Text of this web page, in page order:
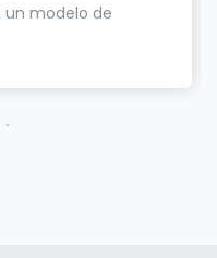
un modelo de